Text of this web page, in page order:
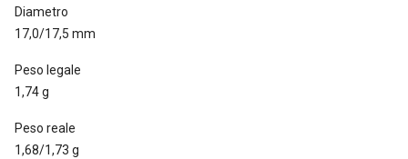
Diametro
17,0/17,5 mm
Peso legale
1,74 g
Peso reale
1,68/1,73 g